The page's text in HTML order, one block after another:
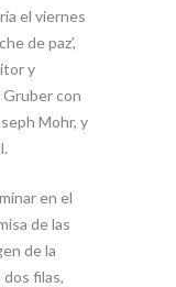
el viernes
de paz’,
y
Gruber con
Mohr, y
en el
de las
de la
dos filas,